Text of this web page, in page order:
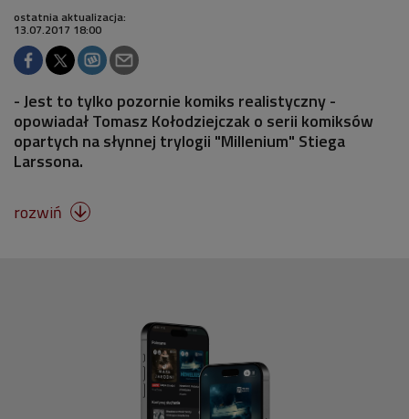
ostatnia aktualizacja:
13.07.2017 18:00
- Jest to tylko pozornie komiks realistyczny -
opowiadał Tomasz Kołodziejczak o serii komiksów
opartych na słynnej trylogii "Millenium" Stiega
Larssona.
rozwiń 